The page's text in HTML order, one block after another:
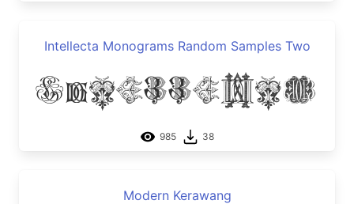
Intellecta Monograms Random Samples Two
Intellecta
985 38
Modern Kerawang